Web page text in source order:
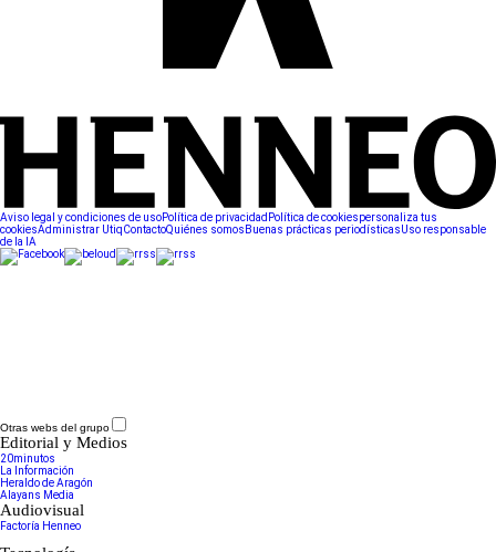
Aviso legal y condiciones de usoPolítica de privacidad Política de cookiespersonaliza tus
cookiesAdministrar UtiqContactoQuiénes somos Buenas prácticas periodísticasUso responsable
de la IA
Otras webs del grupo
Editorial y Medios
20minutos
La Información
Heraldo de Aragón
Alayans Media
Audiovisual
Factoría Henneo